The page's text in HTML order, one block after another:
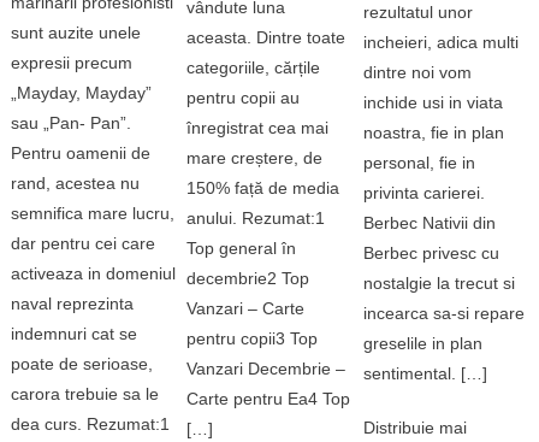
sunt auzite unele
expresii precum
„Mayday, Mayday”
sau „Pan- Pan”.
Pentru oamenii de
rand, acestea nu
semnifica mare lucru,
dar pentru cei care
activeaza in domeniul
naval reprezinta
indemnuri cat se
poate de serioase,
carora trebuie sa le
dea curs. Rezumat:1
vândute luna
aceasta. Dintre toate
categoriile, cărțile
pentru copii au
înregistrat cea mai
mare creștere, de
150% față de media
anului. Rezumat:1
Top general în
decembrie2 Top
Vanzari – Carte
pentru copii3 Top
Vanzari Decembrie –
Carte pentru Ea4 Top
[…]
rezultatul unor
incheieri, adica multi
dintre noi vom
inchide usi in viata
noastra, fie in plan
personal, fie in
privinta carierei.
Berbec Nativii din
Berbec privesc cu
nostalgie la trecut si
incearca sa-si repare
greselile in plan
sentimental. […]
Distribuie mai